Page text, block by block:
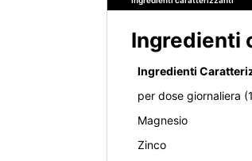
Ingredienti
Ingredienti
per dose giornaliera
Magnesio
Zinco